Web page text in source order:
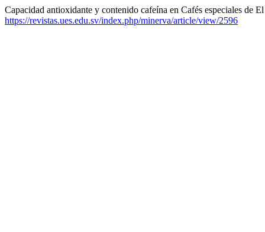
Capacidad antioxidante y contenido cafeína en Cafés especiales de
https://revistas.ues.edu.sv/index.php/minerva/article/view/2596